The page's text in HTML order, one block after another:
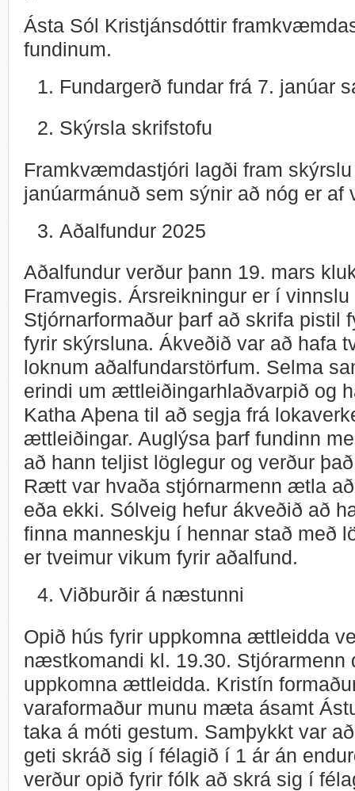
Ásta Sól Kristjánsdóttir
fundinum.
Fundargerð fundar frá 7. janúar
Skýrsla skrifstofu
Framkvæmdastjóri lagði fram
janúarmánuð sem sýnir að nóg er
Aðalfundur 2025
Aðalfundur verður þann 19. mars
Framvegis. Ársreikningur er í
Stjórnarformaður þarf að skrifa pistil
fyrir skýrsluna. Ákveðið var að hafa
loknum aðalfundarstörfum. Selma
erindi um ættleiðingarhlaðvarpið og
Katha Aþena til að segja frá
ættleiðingar. Auglýsa þarf fundinn
að hann teljist löglegur og verður
Rætt var hvaða stjórnarmenn ætla
eða ekki. Sólveig hefur ákveðið að
finna manneskju í hennar stað með
er tveimur vikum fyrir aðalfund.
Viðburðir á næstunni
Opið hús fyrir uppkomna ættleidda
næstkomandi kl. 19.30. Stjórarmenn
uppkomna ættleidda. Kristín
varaformaður munu mæta ásamt
taka á móti gestum. Samþykkt var
geti skráð sig í félagið í 1 ár án
verður opið fyrir fólk að skrá sig í